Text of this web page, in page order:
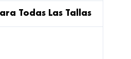
Todas Las Tallas